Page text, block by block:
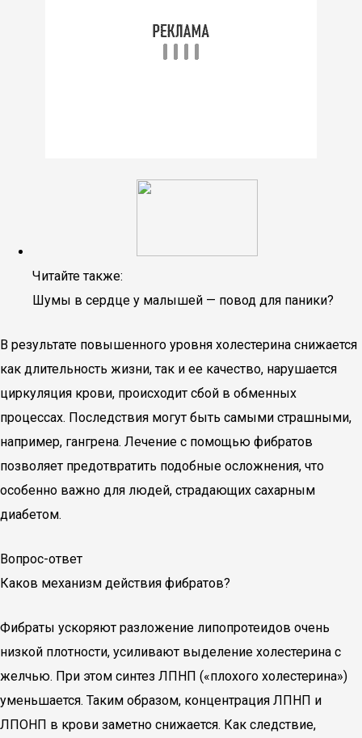
Читайте также:
Шумы в сердце у малышей — повод для паники?
В результате повышенного уровня холестерина снижается
как длительность жизни, так и ее качество, нарушается
циркуляция крови, происходит сбой в обменных
процессах. Последствия могут быть самыми страшными,
например, гангрена. Лечение с помощью фибратов
позволяет предотвратить подобные осложнения, что
особенно важно для людей, страдающих сахарным
диабетом.
Вопрос-ответ
Каков механизм действия фибратов?
Фибраты ускоряют разложение липопротеидов очень
низкой плотности, усиливают выделение холестерина с
желчью. При этом синтез ЛПНП («плохого холестерина»)
уменьшается. Таким образом, концентрация ЛПНП и
ЛПОНП в крови заметно снижается. Как следствие,